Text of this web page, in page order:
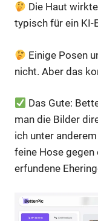
Die Haut
typisch für ein KI-
Einige Posen
nicht. Aber das
Das Gute:
man die Bilder
ich unter
feine Hose gegen
erfundene